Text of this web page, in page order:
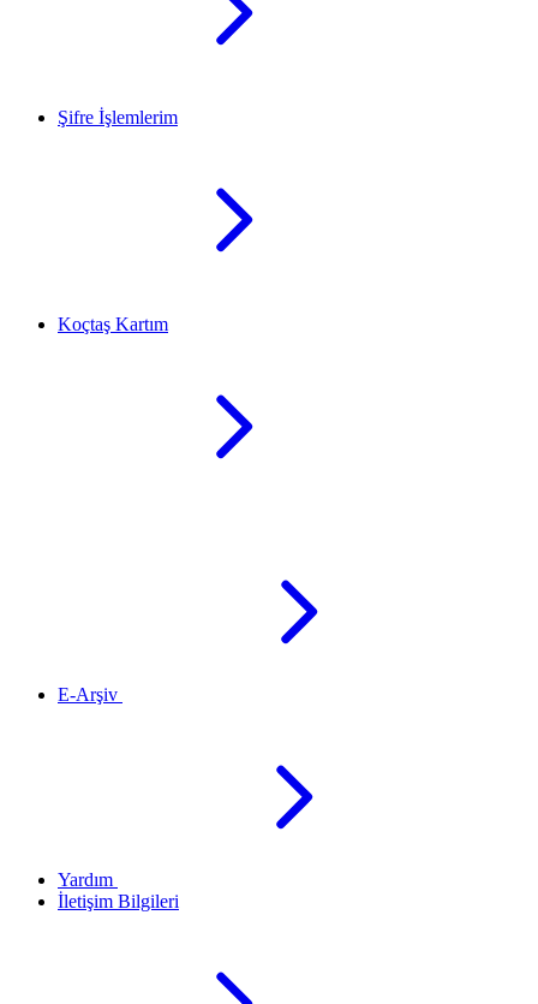
Şifre İşlemlerim
Koçtaş Kartım
E-Arşiv
Yardım
İletişim Bilgileri